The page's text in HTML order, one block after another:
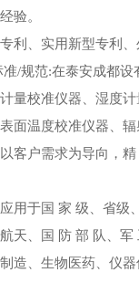
验。
利、实用新型专利
/规范:在泰安成都
量校准仪器、湿度
面温度校准仪器、
客户需求为导向，
用于国 家 级、省级
天、国 防 部 队、军
造、生物医药、仪